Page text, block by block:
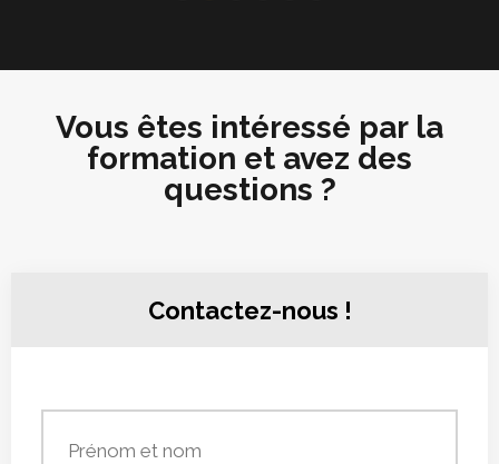
Vous êtes intéressé par la
formation et avez des
questions ?
Contactez-nous !
Prénom
nom *